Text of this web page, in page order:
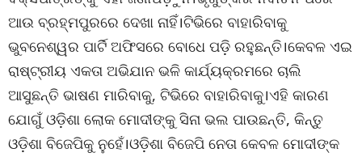
ଆଉ ବ୍ରହ୍ମପୁରରେ ଦେଖା ନାହିଁ।ଟିଭିରେ ବାହାରିବାକୁ
ଭୁବନେଶ୍ୱର ପାର୍ଟି ଅଫିସରେ ବୋଧେ ପଡ଼ି ରହୁଛନ୍ତି।କେବଳ ଏଇ
ରାଷ୍ଟ୍ରୀୟ ଏକତା ଅଭିଯାନ ଭଳି କାର୍ଯ୍ୟକ୍ରମରେ ଚାଲି
ଆସୁଛନ୍ତି ଭାଷଣ ମାରିବାକୁ, ଟିଭିରେ ବାହାରିବାକୁ।ଏହି କାରଣ
ଯୋଗୁଁ ଓଡ଼ିଶା ଲୋକ ମୋଦୀଙ୍କୁ ସିନା ଭଲ ପାଉଛନ୍ତି, କିନ୍ତୁ
ଓଡ଼ିଶା ବିଜେପିକୁ ନୁହେଁ।ଓଡ଼ିଶା ବିଜେପି ନେତା କେବଳ ମୋଦୀଙ୍କ